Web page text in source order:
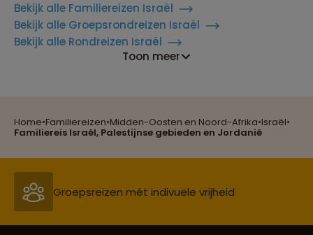
Home•Familiereizen•Midden-Oosten en Noord-Afrika•Israël•
Familiereis Israël, Palestijnse gebieden en Jordanië
Bekijk alle Familiereizen Israël
Bekijk alle Groepsrondreizen Israël
Bekijk alle Rondreizen Israël
Toon meer
Reizen met oog voor mens, cultuur en milieu
Groepsreizen mét indivuele vrijheid
Persoonlijk en deskundig reisadvies